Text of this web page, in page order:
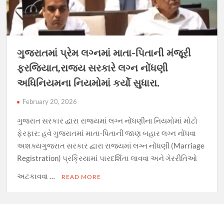
ગુજરાતમાં પ્રેમ લગ્નમાં માતા-પિતાની મંજૂરી
ફરજિયાત,રાજ્ય સરકારે લગ્ન નોંધણી
અધિનિયમના નિયમોમાં કર્યો સુધારા.
February 20, 2026
ગુજરાત સરકાર દ્વારા રાજ્યમાં લગ્ન નોંધણીના નિયમોમાં મોટો
ફેરફાર: હવે ગુજરાતમાં માતા-પિતાની જાણ બહાર લગ્ન નોંધવા
અશક્યગુજરાત સરકાર દ્વારા રાજ્યમાં લગ્ન નોંધણી (Marriage
Registration) પ્રક્રિયામાં પારદર્શિતા લાવવા અને ગેરરીતિઓ
અટકાવવા …
READ MORE